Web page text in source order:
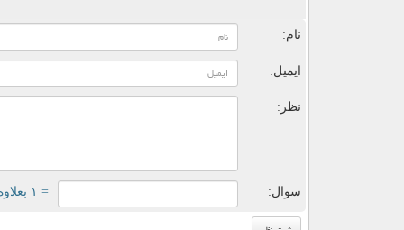
نام:
ایمیل:
نظر:
سوال: = ۱ بعلاوه ۳